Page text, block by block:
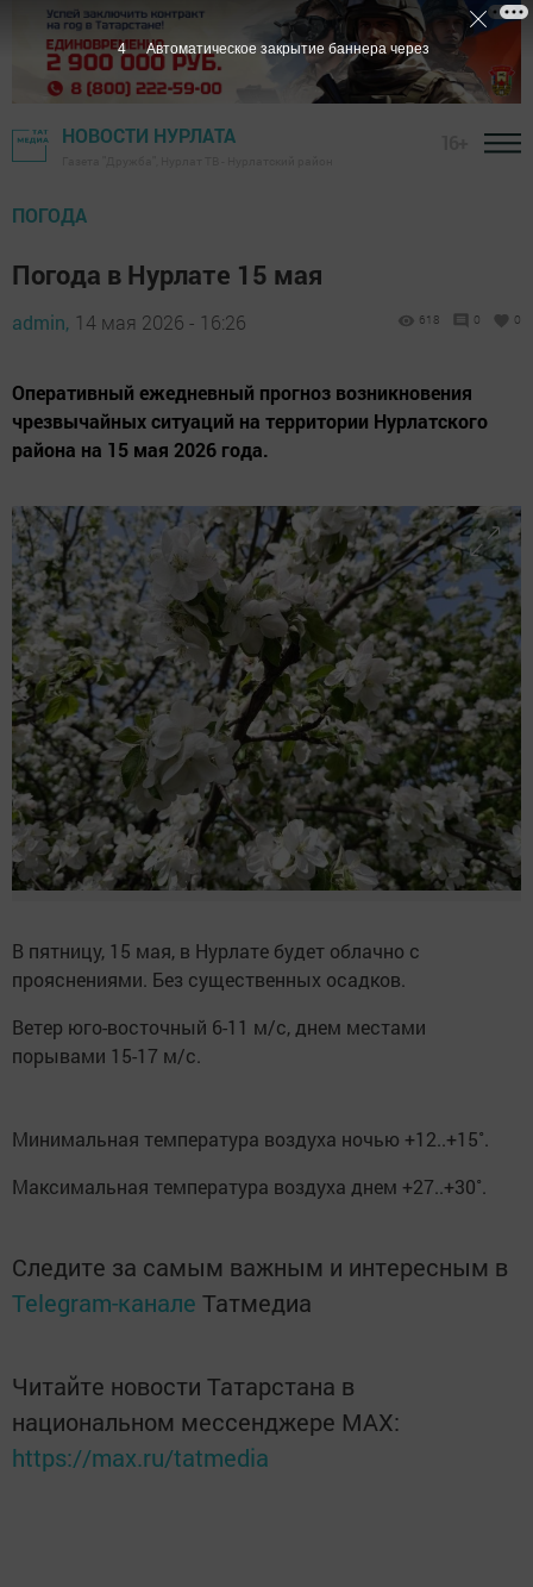
НОВОСТИ НУРЛАТА
ПОГОДА
Погода в Нурлате 15 мая
admin, 14 мая 2026 - 16:26 618 0 0
Оперативный ежедневный прогноз возникновения
чрезвычайных ситуаций на территории Нурлатского
района на 15 мая 2026 года.
В пятницу, 15 мая, в Нурлате будет облачно с
прояснениями. Без существенных осадков.
Ветер юго-восточный 6-11 м/с, днем местами
порывами 15-17 м/с.
Минимальная температура воздуха ночью +12..+15˚.
Максимальная температура воздуха днем +27..+30˚.
Следите за самым важным и интересным в
Telegram-канале Татмедиа
Читайте новости Татарстана в
национальном мессенджере MАХ:
https://max.ru/tatmedia
3 Автоматическое закрытие баннера через